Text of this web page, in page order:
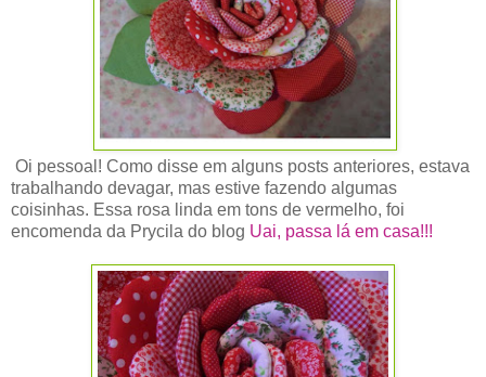
Oi pessoal! Como disse em alguns posts anteriores, estava
trabalhando devagar, mas estive fazendo algumas
coisinhas. Essa rosa linda em tons de vermelho, foi
encomenda da Prycila do blog Uai, passa lá em casa!!!